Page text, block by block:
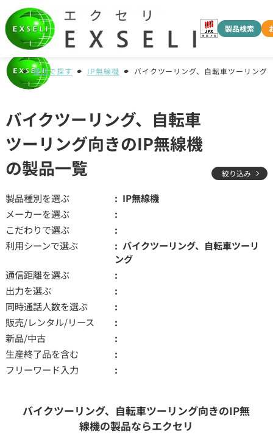
製品検索
種別で探す IP無線機 バイクツーリング、自転車ツーリング
バイクツーリング、自転車
ツーリング向きのIP無線機
の製品一覧
絞り込み
製品種別を選ぶ
IP無線機
メーカーを選ぶ
こだわりで選ぶ
利用シーンで選ぶ
バイクツーリング、自転車ツーリ
ング
通信距離を選ぶ
出力を選ぶ
同時通話人数を選ぶ
販売/レンタル/リース
新品/中古
生産終了品を含む
フリーワード入力
バイクツーリング、自転車ツーリング向きのIP無
線機の製品ならエクセリ